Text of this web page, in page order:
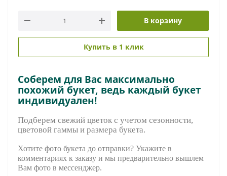
В корзину
Купить в 1 клик
Соберем для Вас максимально
похожий букет, ведь каждый букет
индивидуален!
Подберем свежий цветок с учетом сезонности,
цветовой гаммы и размера букета.
Хотите фото букета до отправки? Укажите в
комментариях к заказу и мы предварительно вышлем
Вам фото в мессенджер.